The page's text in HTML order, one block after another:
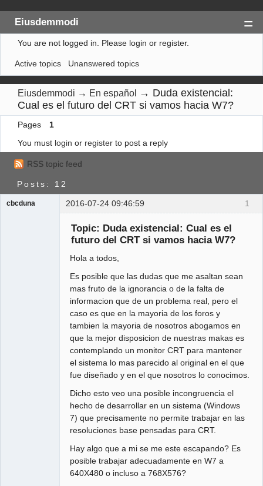
Eiusdemmodi
Index
Search
Register
Login
You are not logged in. Please login or register.
Active topics Unanswered topics
Eiusdemmodi → En español → Duda existencial:
Cual es el futuro del CRT si vamos hacia W7?
Pages
1
You must login or registerto post a reply
RSS topic feed
Posts: 12
1
cbcduna 2016-07-24 09:46:59
Topic: Duda existencial: Cual es el
futuro del CRT si vamos hacia W7?
Hola a todos,
Es posible que las dudas que me asaltan sean
mas fruto de la ignorancia o de la falta de
informacion que de un problema real, pero el
caso es que en la mayoria de los foros y
tambien la mayoria de nosotros abogamos en
que la mejor disposicion de nuestras makas es
contemplando un monitor CRT para mantener
el sistema lo mas parecido al original en el que
fue diseñado y en el que nosotros lo conocimos.
Dicho esto veo una posible incongruencia el
hecho de desarrollar en un sistema (Windows
7) que precisamente no permite trabajar en las
resoluciones base pensadas para CRT.
Hay algo que a mi se me este escapando? Es
posible trabajar adecuadamente en W7 a
640X480 o incluso a 768X576?